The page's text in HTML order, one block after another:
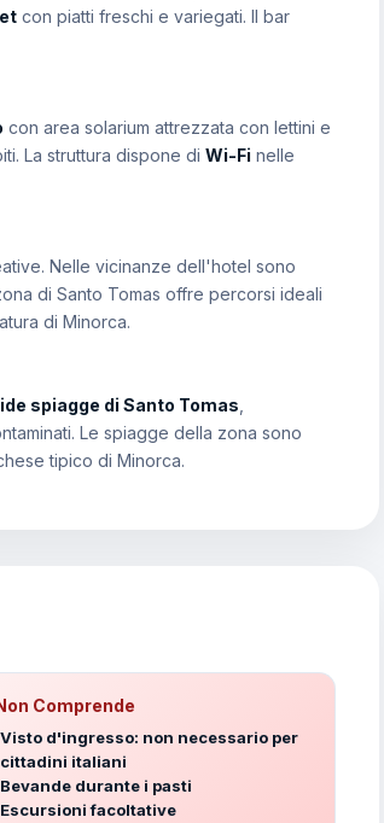
con piatti freschi e variegati. Il bar
con area solarium attrezzata con lettini e
La struttura dispone di Wi-Fi nelle
Nelle vicinanze dell'hotel sono
di Santo Tomas offre percorsi ideali
di Minorca.
spiagge di Santo Tomas
Le spiagge della zona sono
tipico di Minorca.
Comprende
Visto d'ingresso: non necessario per
cittadini italiani
Bevande durante i pasti
Escursioni facoltative